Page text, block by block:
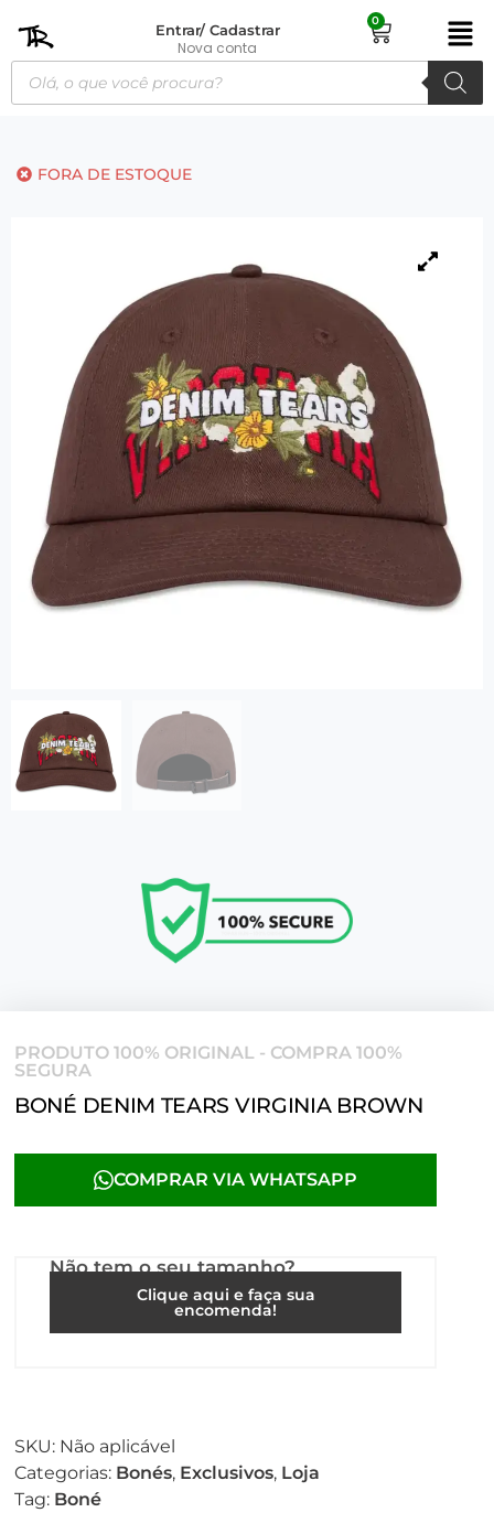
Entrar/ Cadastrar
Nova conta
0
FORA DE ESTOQUE
PRODUTO 100% ORIGINAL - COMPRA 100%
SEGURA
BONÉ DENIM TEARS VIRGINIA BROWN
COMPRAR VIA WHATSAPP
Não tem o seu tamanho?
Clique aqui e faça sua
encomenda!
SKU: Não aplicável
Categorias: Bonés, Exclusivos, Loja
Tag: Boné